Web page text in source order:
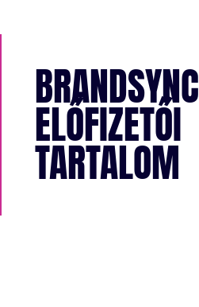
BRANDSYNC
ELŐFIZETŐI
TARTALOM